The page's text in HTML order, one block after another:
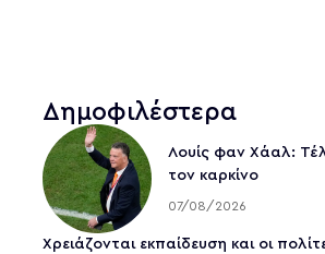
Δημοφιλέστερα
Λουίς φαν Χάαλ:
τον καρκίνο
07/08/2026
Χρειάζονται εκπαίδευση και οι